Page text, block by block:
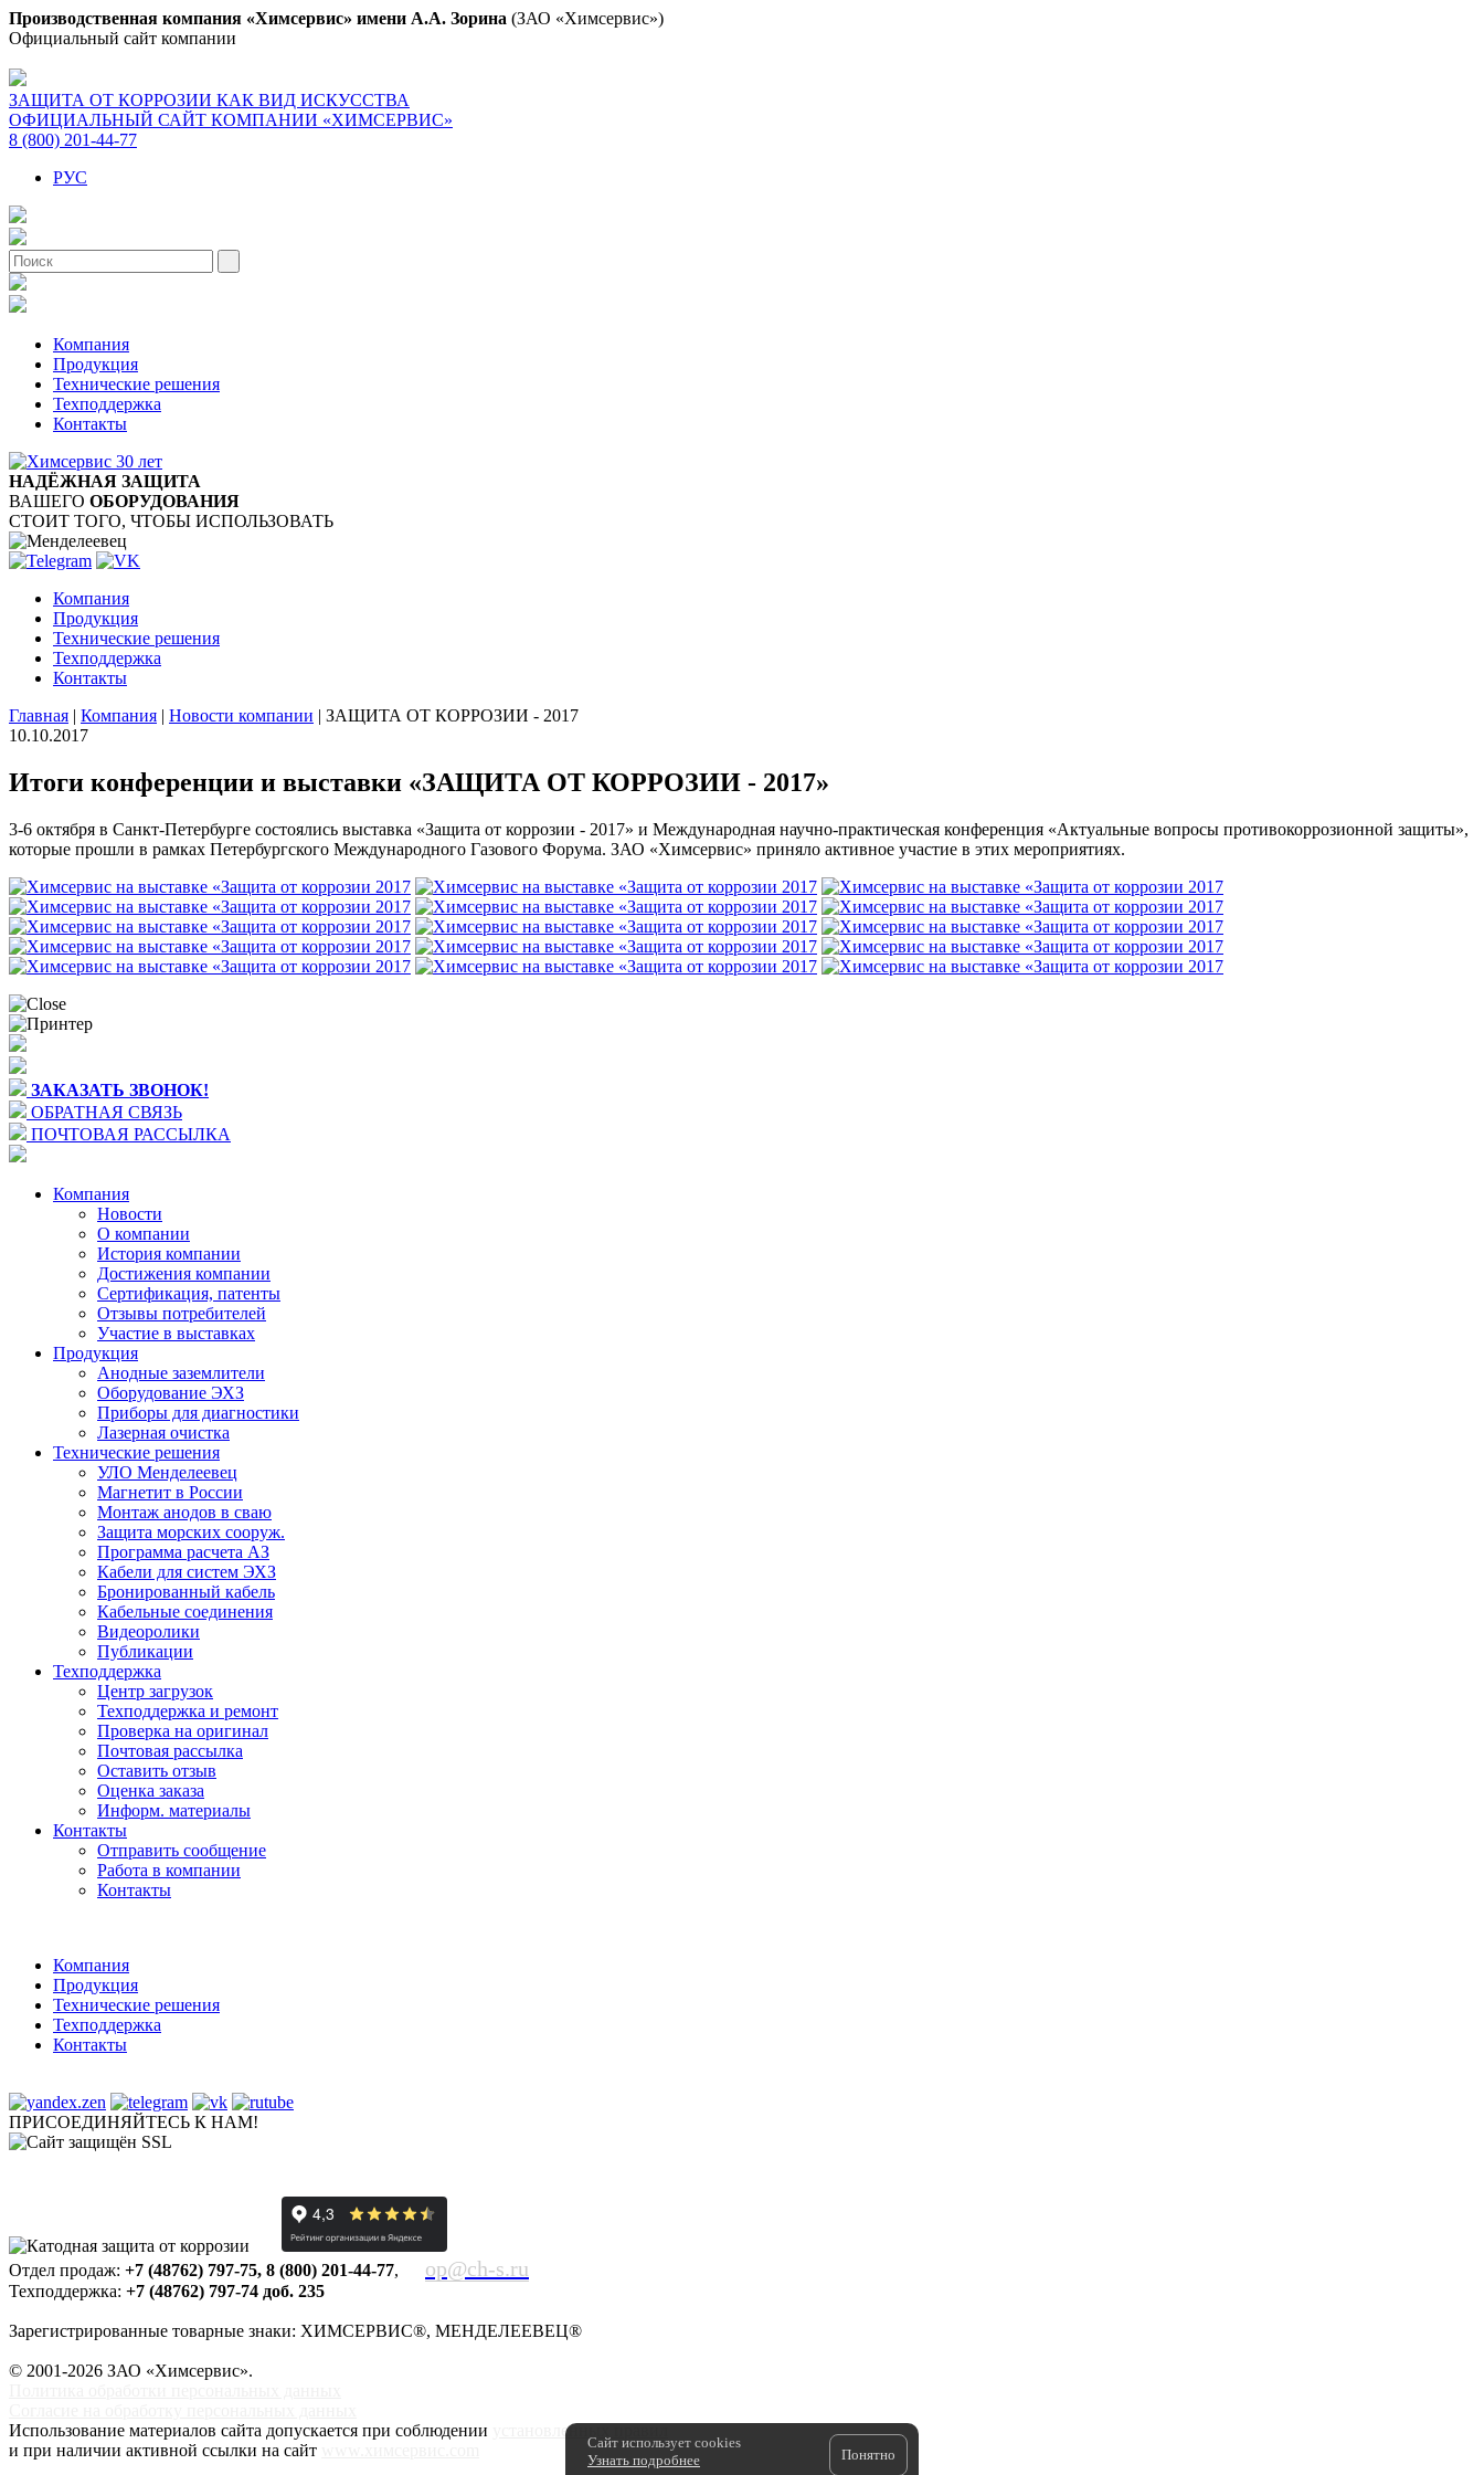
Производственная компания «Химсервис» имени А.А. Зорина (ЗАО «Химсервис»)
Официальный сайт компании
ЗАЩИТА ОТ КОРРОЗИИ КАК ВИД ИСКУССТВА
ОФИЦИАЛЬНЫЙ САЙТ КОМПАНИИ «ХИМСЕРВИС»
8 (800) 201-44-77
РУС
Компания
Продукция
Технические решения
Техподдержка
Контакты
НАДЁЖНАЯ ЗАЩИТА
ВАШЕГО ОБОРУДОВАНИЯ
СТОИТ ТОГО, ЧТОБЫ ИСПОЛЬЗОВАТЬ
Компания
Продукция
Технические решения
Техподдержка
Контакты
Главная | Компания | Новости компании | ЗАЩИТА ОТ КОРРОЗИИ - 2017
10.10.2017
Итоги конференции и выставки «ЗАЩИТА ОТ КОРРОЗИИ - 2017»
3-6 октября в Санкт-Петербурге состоялись выставка «Защита от коррозии - 2017» и Международная научно-практическая конференция «Актуальные вопросы противокоррозионной защиты»,
которые прошли в рамках Петербургского Международного Газового Форума. ЗАО «Химсервис» приняло активное участие в этих мероприятиях.
ЗАКАЗАТЬ ЗВОНОК!
ОБРАТНАЯ СВЯЗЬ
ПОЧТОВАЯ РАССЫЛКА
Компания
Новости
О компании
История компании
Достижения компании
Сертификация, патенты
Отзывы потребителей
Участие в выставках
Продукция
Анодные заземлители
Оборудование ЭХЗ
Приборы для диагностики
Лазерная очистка
Технические решения
УЛО Менделеевец
Магнетит в России
Монтаж анодов в сваю
Защита морских сооруж.
Программа расчета АЗ
Кабели для систем ЭХЗ
Бронированный кабель
Кабельные соединения
Видеоролики
Публикации
Техподдержка
Центр загрузок
Техподдержка и ремонт
Проверка на оригинал
Почтовая рассылка
Оставить отзыв
Оценка заказа
Информ. материалы
Контакты
Отправить сообщение
Работа в компании
Контакты
Компания
Продукция
Технические решения
Техподдержка
Контакты
ПРИСОЕДИНЯЙТЕСЬ К НАМ!
Отдел продаж: +7 (48762) 797-75, 8 (800) 201-44-77, op@ch-s.ru
Техподдержка: +7 (48762) 797-74 доб. 235
Зарегистрированные товарные знаки: ХИМСЕРВИС®, МЕНДЕЛЕЕВЕЦ®
© 2001-2026 ЗАО «Химсервис».
Использование материалов сайта допускается при соблюдении
установленных правил
и при наличии активной ссылки на сайт
Сайт использует cookies
Узнать подробнее
Понятно